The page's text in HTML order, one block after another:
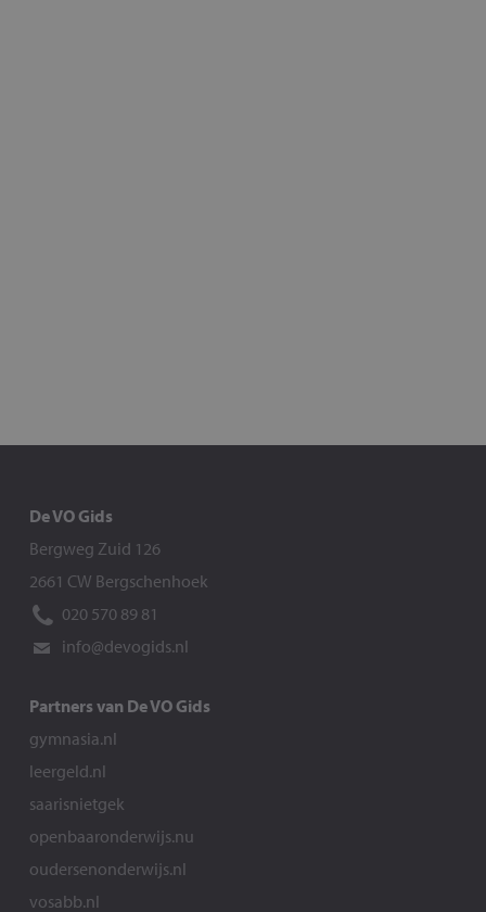
De VO Gids
Bergweg Zuid 126
2661 CW Bergschenhoek
020 570 89 81
info@devogids.nl
Partners van De VO Gids
gymnasia.nl
leergeld.nl
saarisnietgek
openbaaronderwijs.nu
oudersenonderwijs.nl
vosabb.nl